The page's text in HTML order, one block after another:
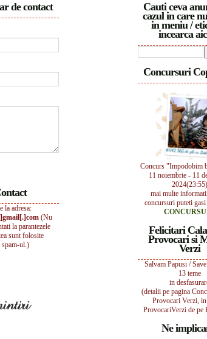
Cauti ceva
cazul in care
in meniu /
incearca
Concursuri
Concurs "Impodobim
11 noiembrie - 11
2024(23:55)
mai multe
concursuri puteti gasi
Felicitari
Provocari si
Verzi
Salvam Papusi /
13 teme
in
(detalii pe pagina
Provocari Verzi,
ProvocariVerzi de pe
Ne
de contact
la adresa:
(Nu
la parantezele
sunt folosite
spam-ul.)